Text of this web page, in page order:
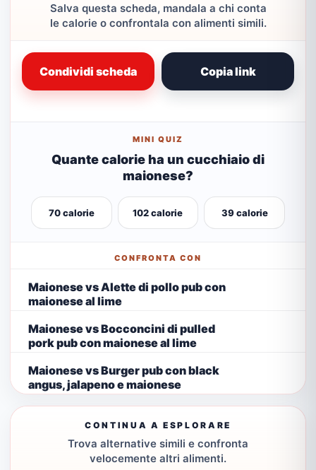
Salva questa scheda, mandala a chi conta
le calorie o confrontala con alimenti simili.
Condividi scheda Copia link
MINI QUIZ
Quante calorie ha un cucchiaio di
maionese?
70 calorie 102 calorie 39 calorie
CONFRONTA CON
Maionese vs Alette di pollo pub con
maionese al lime
Maionese vs Bocconcini di pulled
pork pub con maionese al lime
Maionese vs Burger pub con black
angus, jalapeno e maionese
CONTINUA A ESPLORARE
Trova alternative simili e confronta
velocemente altri alimenti.